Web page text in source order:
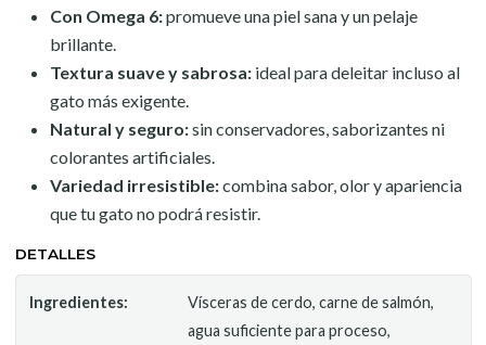
Con Omega 6:promueve una piel sana y un pelaje
brillante.
Textura suave y sabrosa:ideal para deleitar incluso al
gato más exigente.
Natural y seguro:sin conservadores, saborizantes ni
colorantes artificiales.
Variedad irresistible:combina sabor, olor y apariencia
que tu gato no podrá resistir.
DETALLES
Ingredientes:
Vísceras de cerdo, carne de salmón,
agua suficiente para proceso,